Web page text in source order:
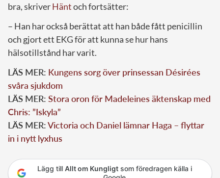
bra, skriverHäntoch fortsätter:
– Han har också berättat att han både fått penicillin
och gjort ett EKG för att kunna se hur hans
hälsotillstånd har varit.
LÄS MER: Kungens sorg över prinsessan Désirées
svåra sjukdom
LÄS MER: Stora oron för Madeleines äktenskap med
Chris: ”Iskyla”
LÄS MER:Victoria och Daniel lämnar Haga – flyttar
in i nytt lyxhus
Lägg till Allt om Kungligtsom föredragen källa i